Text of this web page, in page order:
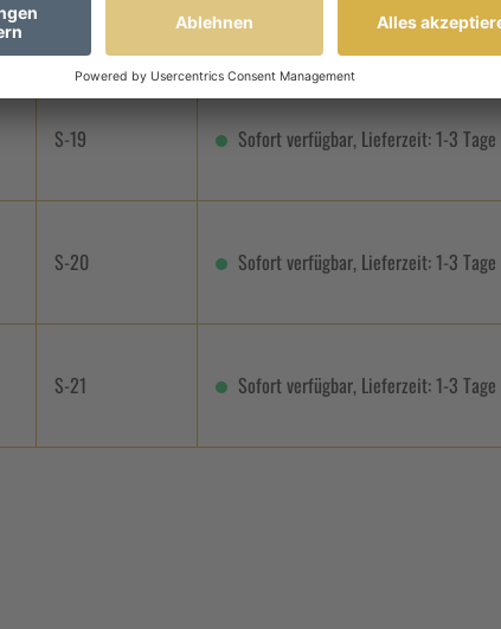
Sofort verfügbar, Lieferzeit: 1-3 Tage
S-19 Sofort verfügbar, Lieferzeit: 1-3 Tage
S-20 Sofort verfügbar, Lieferzeit: 1-3 Tage
S-21 Sofort verfügbar, Lieferzeit: 1-3 Tage